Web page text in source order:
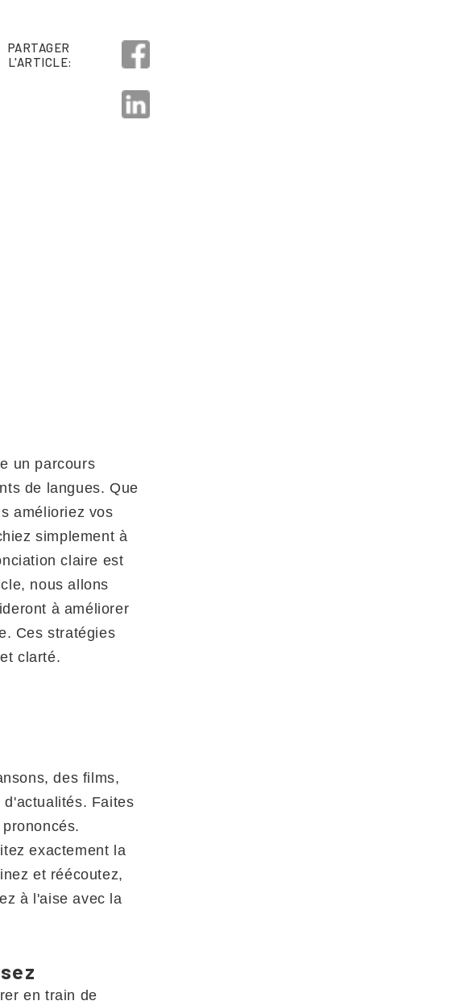
PARTAGER
L'ARTICLE:
un parcours
de langues. Que
amélioriez vos
simplement à
claire est
nous allons
à améliorer
Ces stratégies
clarté.
des films,
Faites
exactement la
et réécoutez,
à l'aise avec la
en train de